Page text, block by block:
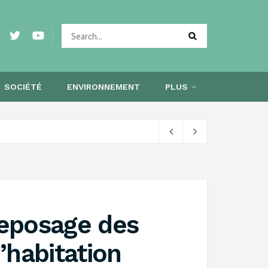
SOCIÉTÉ ENVIRONNEMENT PLUS
des